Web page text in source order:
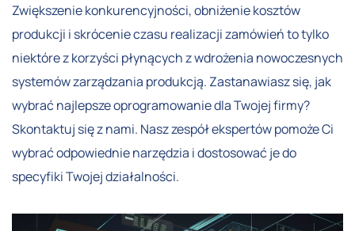
Zwiększenie konkurencyjności, obniżenie kosztów
produkcji i skrócenie czasu realizacji zamówień to tylko
niektóre z korzyści płynących z wdrożenia nowoczesnych
systemów zarządzania produkcją. Zastanawiasz się, jak
wybrać najlepsze oprogramowanie dla Twojej firmy?
Skontaktuj się z nami. Nasz zespół ekspertów pomoże Ci
wybrać odpowiednie narzędzia i dostosować je do
specyfiki Twojej działalności.